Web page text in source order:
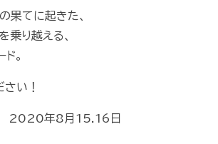
果てに起きた、
乗り越える、
。
さい！
2020年8月15.16日